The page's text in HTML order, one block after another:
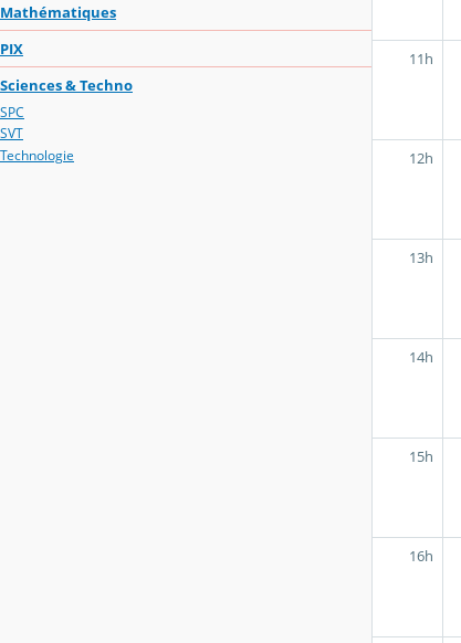
Mathématiques
PIX
Sciences & Techno
SPC
SVT
Technologie
11h
12h
13h
14h
15h
16h